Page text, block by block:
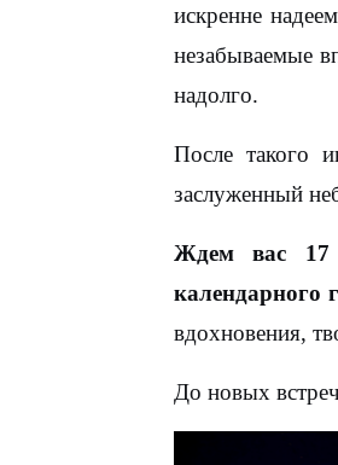
искренне
незабываемые
надолго.
После такого
заслуженный
Ждем вас
календарного
вдохновения,
До новых